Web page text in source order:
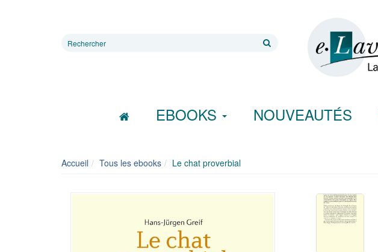
Rechercher
EBOOKS NOUVEAUTÉS
Accueil Tous les ebooks Le chat proverbial